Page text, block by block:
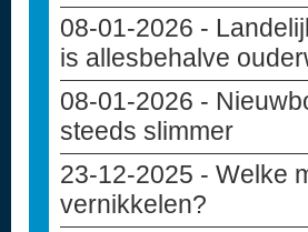
08-01-2026 -
is allesbehalve
08-01-2026 -
steeds slimmer
23-12-2025 - Welke
vernikkelen?